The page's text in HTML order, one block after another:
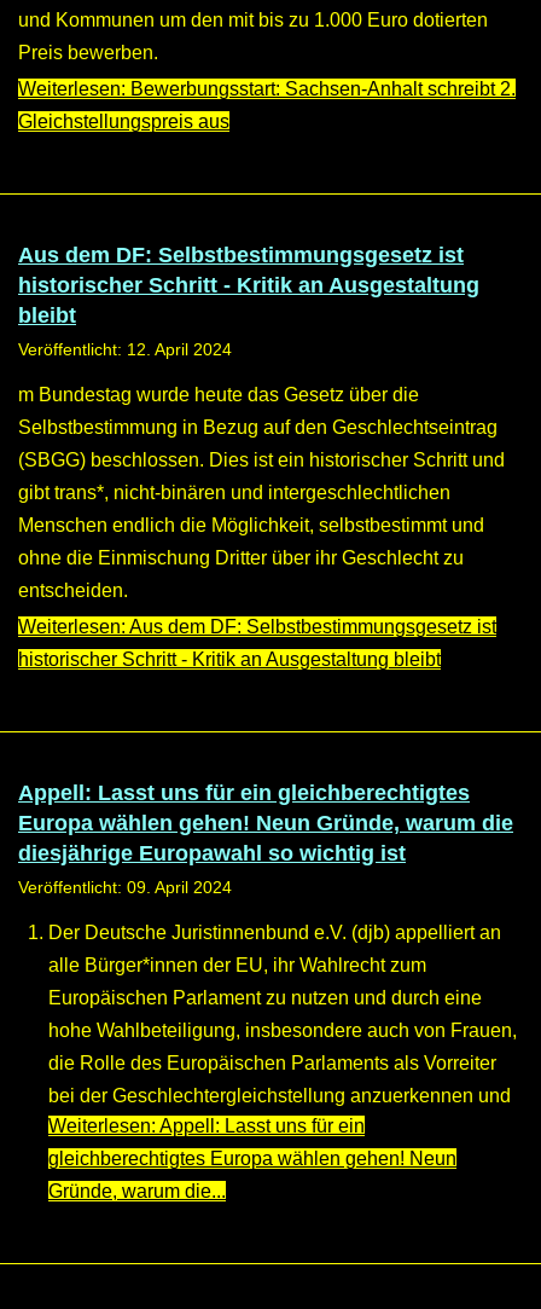
und Kommunen um den mit bis zu 1.000 Euro dotierten
Preis bewerben.
Weiterlesen: Bewerbungsstart: Sachsen-Anhalt schreibt 2.
Gleichstellungspreis aus
Aus dem DF: Selbstbestimmungsgesetz ist
historischer Schritt - Kritik an Ausgestaltung
bleibt
Veröffentlicht: 12. April 2024
m Bundestag wurde heute das Gesetz über die
Selbstbestimmung in Bezug auf den Geschlechtseintrag
(SBGG) beschlossen. Dies ist ein historischer Schritt und
gibt trans*, nicht-binären und intergeschlechtlichen
Menschen endlich die Möglichkeit, selbstbestimmt und
ohne die Einmischung Dritter über ihr Geschlecht zu
entscheiden.
Weiterlesen: Aus dem DF: Selbstbestimmungsgesetz ist
historischer Schritt - Kritik an Ausgestaltung bleibt
Appell: Lasst uns für ein gleichberechtigtes
Europa wählen gehen! Neun Gründe, warum die
diesjährige Europawahl so wichtig ist
Veröffentlicht: 09. April 2024
Der Deutsche Juristinnenbund e.V. (djb) appelliert an
alle Bürger*innen der EU, ihr Wahlrecht zum
Europäischen Parlament zu nutzen und durch eine
hohe Wahlbeteiligung, insbesondere auch von Frauen,
die Rolle des Europäischen Parlaments als Vorreiter
bei der Geschlechtergleichstellung anzuerkennen und
zu stärken.
Weiterlesen: Appell: Lasst uns für ein
gleichberechtigtes Europa wählen gehen! Neun
Gründe, warum die...